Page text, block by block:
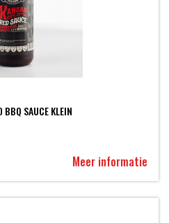
BBQ SAUCE KLEIN
Meer informatie